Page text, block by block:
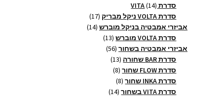
מוצרים סדרת VITA 14
14
מוצרים סדרת VOLTA ניקל מבריק 17
17
מוצרים
אביזרי אמבטיה בניקל מוברש 14
14
סדרת VOLTA מוברש 13
13
אביזרי אמבטיה בשחור 56
56
סדרת BAR שחורה 13
13
מוצרים
סדרת FLOW שחור 8
8
סדרת INKA שחור 8
8
מוצרים
סדרת VITA בשחור 14
14